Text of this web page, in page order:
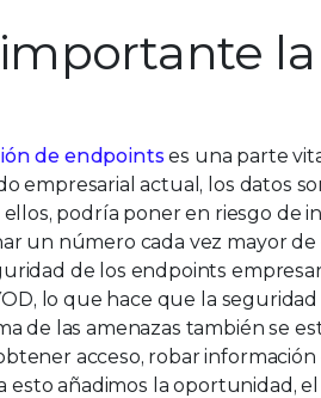
de endpointses una parte
empresarial actual, los datos
podría poner en riesgo de
un número cada vez mayor
de los endpoints
lo que hace que la
de las amenazas también se
acceso, robar
esto añadimos la oportunidad,